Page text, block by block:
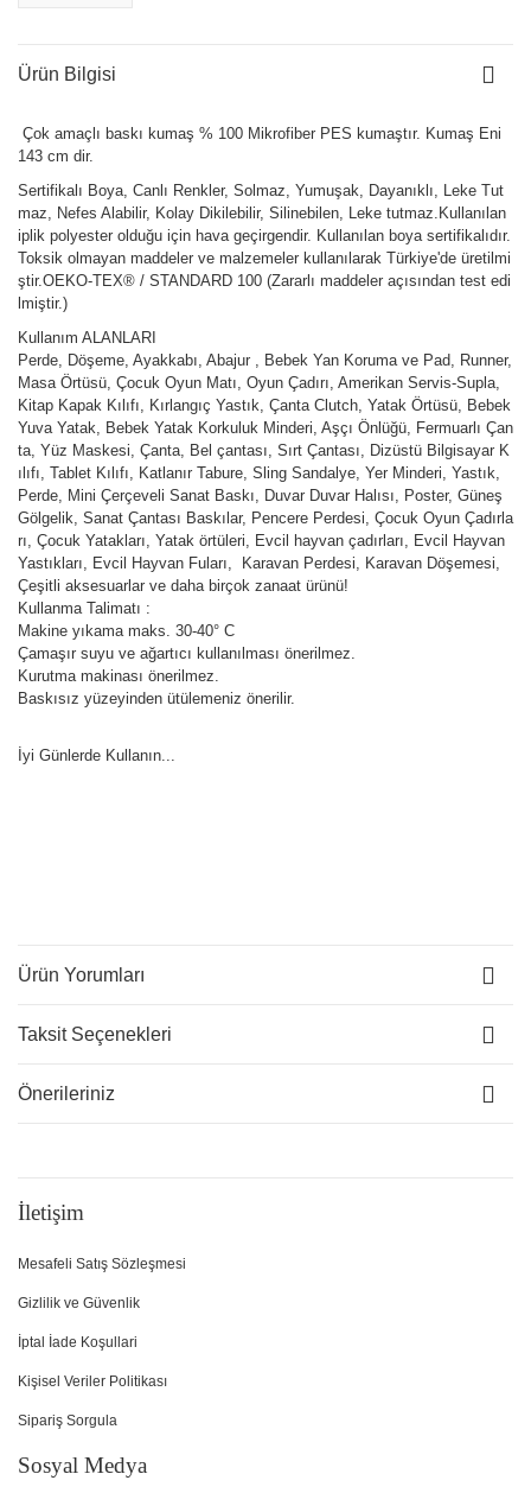
Ürün Bilgisi
Çok amaçlı baskı kumaş % 100 Mikrofiber PES kumaştır. Kumaş Eni
143 cm dir.
Sertifikalı Boya, Canlı Renkler, Solmaz, Yumuşak, Dayanıklı, Leke Tut
maz, Nefes Alabilir, Kolay Dikilebilir, Silinebilen, Leke tutmaz.Kullanılan
iplik polyester olduğu için hava geçirgendir. Kullanılan boya sertifikalıdır.
Toksik olmayan maddeler ve malzemeler kullanılarak Türkiye'de üretilmi
ştir.OEKO-TEX® / STANDARD 100 (Zararlı maddeler açısından test edi
lmiştir.)
Kullanım ALANLARI
Perde, Döşeme, Ayakkabı, Abajur , Bebek Yan Koruma ve Pad, Runner,
Masa Örtüsü, Çocuk Oyun Matı, Oyun Çadırı, Amerikan Servis-Supla,
Kitap Kapak Kılıfı, Kırlangıç Yastık, Çanta Clutch, Yatak Örtüsü, Bebek
Yuva Yatak, Bebek Yatak Korkuluk Minderi, Aşçı Önlüğü, Fermuarlı Çan
ta, Yüz Maskesi, Çanta, Bel çantası, Sırt Çantası, Dizüstü Bilgisayar K
ılıfı, Tablet Kılıfı, Katlanır Tabure, Sling Sandalye, Yer Minderi, Yastık,
Perde, Mini Çerçeveli Sanat Baskı, Duvar Duvar Halısı, Poster, Güneş
Gölgelik, Sanat Çantası Baskılar, Pencere Perdesi, Çocuk Oyun Çadırla
rı, Çocuk Yatakları, Yatak örtüleri, Evcil hayvan çadırları, Evcil Hayvan
Yastıkları, Evcil Hayvan Fuları, Karavan Perdesi, Karavan Döşemesi,
Çeşitli aksesuarlar ve daha birçok zanaat ürünü!
Kullanma Talimatı :
Makine yıkama maks. 30-40° C
Çamaşır suyu ve ağartıcı kullanılması önerilmez.
Kurutma makinası önerilmez.
Baskısız yüzeyinden ütülemeniz önerilir.
İyi Günlerde Kullanın...
Ürün Yorumları
Taksit Seçenekleri
Önerileriniz
İletişim
Mesafeli Satış Sözleşmesi
Gizlilik ve Güvenlik
İptal İade Koşullari
Kişisel Veriler Politikası
Sipariş Sorgula
Sosyal Medya